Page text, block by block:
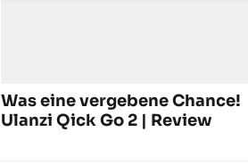
Was eine vergebene Chance!
Ulanzi Qick Go 2 | Review